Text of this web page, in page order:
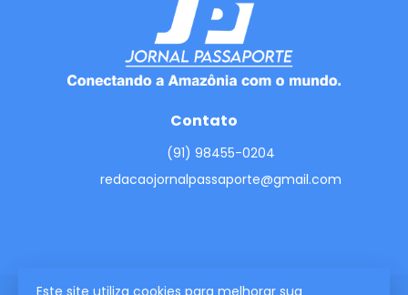
Este site utiliza cookies para melhorar sua
Contato
(91) 98455-0204
redacaojornalpassaporte@gmail.com